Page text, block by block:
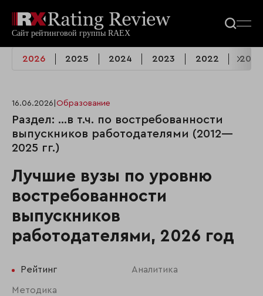
2026 2025 2024 2023 2022 2021
16.06.2026 Образование
Раздел: …в т.ч. по востребованности
выпускников работодателями (2012—
2025 гг.)
Лучшие вузы по уровню
востребованности
выпускников
работодателями, 2026 год
Рейтинг Аналитика
Методика